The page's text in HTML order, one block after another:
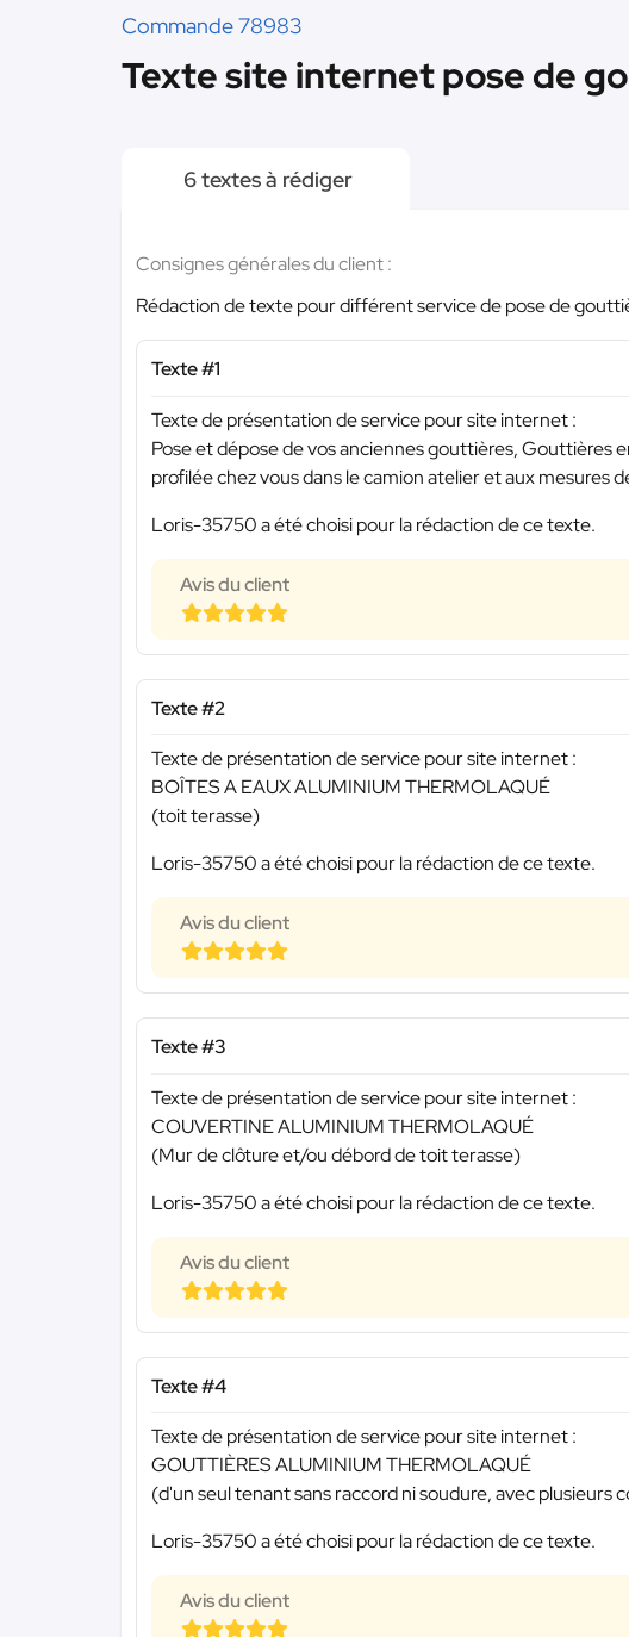
Commande 78983
Texte site internet pose de
6 textes à rédiger
Consignes générales du client :
Rédaction de texte pour différent service de pose de
Texte #1
Texte de présentation de service pour site internet :
Pose et dépose de vos anciennes gouttières,
profilée chez vous dans le camion atelier et aux mesures
Loris-35750 a été choisi pour la rédaction de ce texte.
Avis du client
Texte #2
Texte de présentation de service pour site internet :
BOÎTES A EAUX ALUMINIUM THERMOLAQUÉ
(toit terasse)
Loris-35750 a été choisi pour la rédaction de ce texte.
Avis du client
Texte #3
Texte de présentation de service pour site internet :
COUVERTINE ALUMINIUM THERMOLAQUÉ
(Mur de clôture et/ou débord de toit terasse)
Loris-35750 a été choisi pour la rédaction de ce texte.
Avis du client
Texte #4
Texte de présentation de service pour site internet :
GOUTTIÈRES ALUMINIUM THERMOLAQUÉ
(d'un seul tenant sans raccord ni soudure, avec plusieurs
Loris-35750 a été choisi pour la rédaction de ce texte.
Avis du client